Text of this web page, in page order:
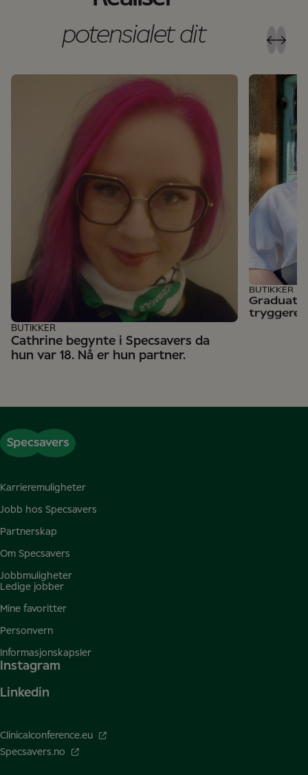
potensialet dit
Cathrine begynte i Specsavers da
hun var 18. Nå er hun partner.
BUTIKKER
tryggere
BUTIKKER
Karrieremuligheter
Jobb hos Specsavers
Partnerskap
Om Specsavers
Jobbmuligheter
Ledige jobber
Mine favoritter
Personvern
Informasjonskapsler
Instagram
Linkedin
Clinicalconference.eu
Specsavers.no